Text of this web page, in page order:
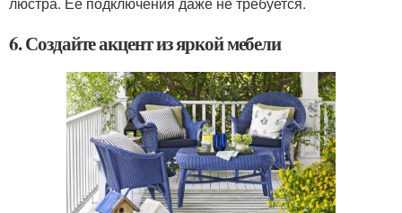
6. Создайте акцент из яркой мебели